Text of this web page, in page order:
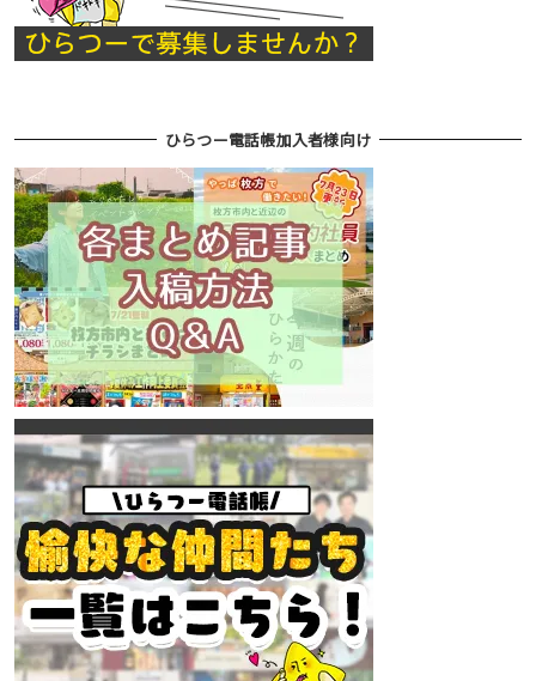
ひらつー電話帳加入者様向け